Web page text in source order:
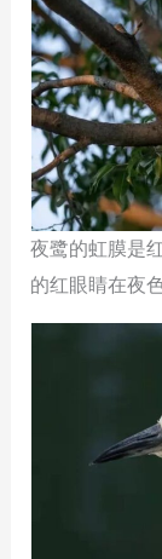
夜鹭的虹膜是
的红眼睛在夜